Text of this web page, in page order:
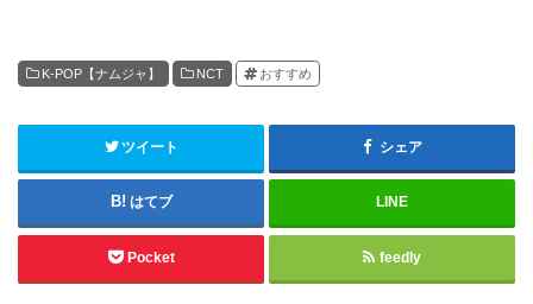
K-POP【ナムジャ】 NCT おすすめ
ツイート シェア
はてブ LINE
Pocket feedly